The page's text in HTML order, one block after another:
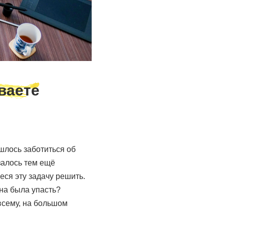
заботиться об
тем ещё
эту задачу решить.
была упасть?
на большом